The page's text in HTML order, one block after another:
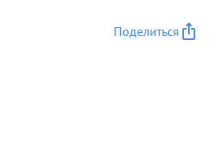
Поделиться